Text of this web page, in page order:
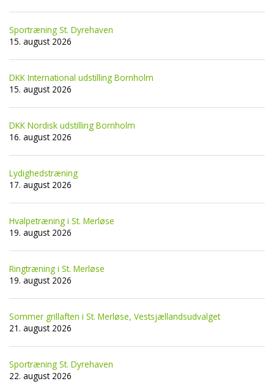
Sportræning St. Dyrehaven
15. august 2026
DKK International udstilling Bornholm
15. august 2026
DKK Nordisk udstilling Bornholm
16. august 2026
Lydighedstræning
17. august 2026
Hvalpetræning i St. Merløse
19. august 2026
Ringtræning i St. Merløse
19. august 2026
Sommer grillaften i St. Merløse, Vestsjællandsudvalget
21. august 2026
Sportræning St. Dyrehaven
22. august 2026